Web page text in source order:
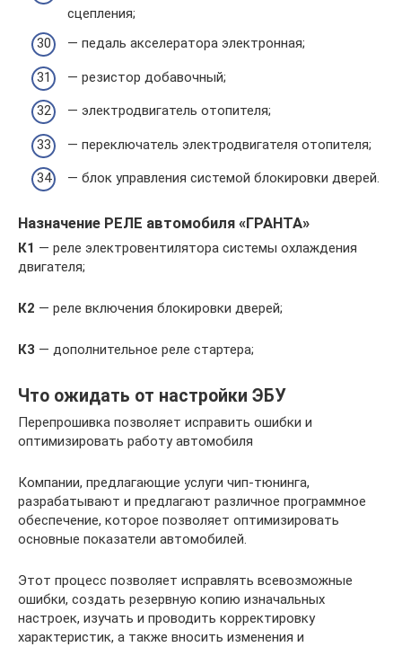
сцепления;
— педаль акселератора электронная;
— резистор добавочный;
— электродвигатель отопителя;
— переключатель электродвигателя отопителя;
— блок управления системой блокировки дверей.
Назначение РЕЛЕ автомобиля «ГРАНТА»
К1 — реле электровентилятора системы охлаждения
двигателя;
К2 — реле включения блокировки дверей;
К3 — дополнительное реле стартера;
Что ожидать от настройки ЭБУ
Перепрошивка позволяет исправить ошибки и
оптимизировать работу автомобиля
Компании, предлагающие услуги чип-тюнинга,
разрабатывают и предлагают различное программное
обеспечение, которое позволяет оптимизировать
основные показатели автомобилей.
Этот процесс позволяет исправлять всевозможные
ошибки, создать резервную копию изначальных
настроек, изучать и проводить корректировку
характеристик, а также вносить изменения и